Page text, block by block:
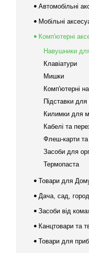
Автомобільні
Мобільні
Комп'ютерні
Навушники
Клавіатури
Мишки
Комп'ютерні
Підставки для
Килимки для
Кабелі та
Флеш-карти та
Засоби для
Термопаста
Товари для
Дача, сад, город
Засоби від
Канцтовари та
Товари для